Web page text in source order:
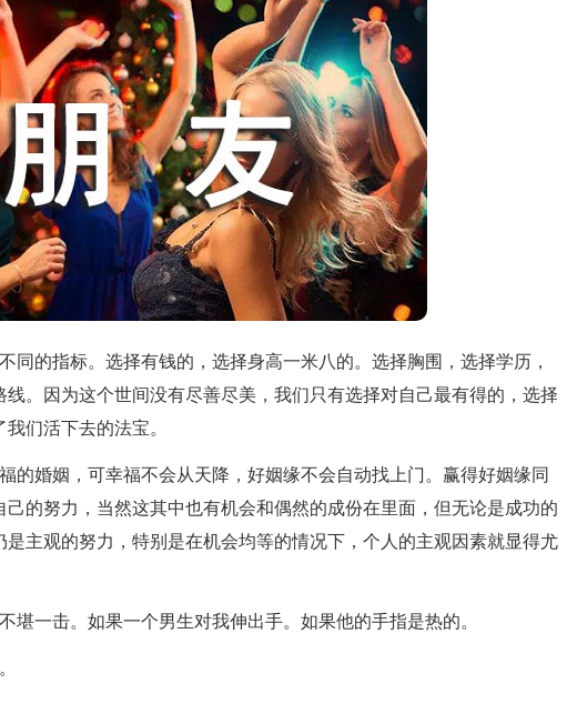
同的指标。选择有钱的，选择身高一米八的。选择胸围，选择学历，
。因为这个世间没有尽善尽美，我们只有选择对自己最有得的，选择
们活下去的法宝。
的婚姻，可幸福不会从天降，好姻缘不会自动找上门。赢得好姻缘同
的努力，当然这其中也有机会和偶然的成份在里面，但无论是成功的
主观的努力，特别是在机会均等的情况下，个人的主观因素就显得尤
堪一击。如果一个男生对我伸出手。如果他的手指是热的。